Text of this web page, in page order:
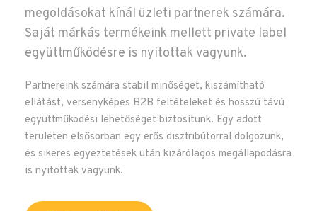
megoldásokat kínál üzleti partnerek számára.
Saját márkás termékeink mellett private label
együttműködésre is nyitottak vagyunk.
Partnereink számára stabil minőséget, kiszámítható
ellátást, versenyképes B2B feltételeket és hosszú távú
együttműködési lehetőséget biztosítunk. Egy adott
területen elsősorban egy erős disztribútorral dolgozunk,
és sikeres egyeztetések után kizárólagos megállapodásra
is nyitottak vagyunk.